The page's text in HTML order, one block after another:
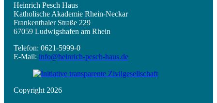
Heinrich Pesch Haus
Katholische Akademie Rhein-Neckar
Frankenthaler Straße 229
67059 Ludwigshafen am Rhein
Telefon: 0621-5999-0
E-Mail: info@heinrich-pesch-haus.de
Copyright 2026